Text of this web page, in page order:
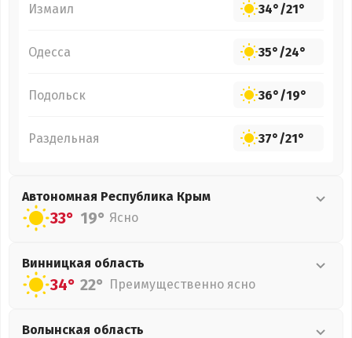
Измаил 34°/21°
Одесса 35°/24°
Подольск 36°/19°
Раздельная 37°/21°
Автономная Республика Крым
33° 19° Ясно
Винницкая область
34° 22° Преимущественно ясно
Волынская область